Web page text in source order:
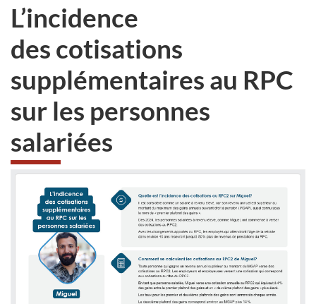
L’incidence
des cotisations
supplémentaires au RPC
sur les personnes
salariées